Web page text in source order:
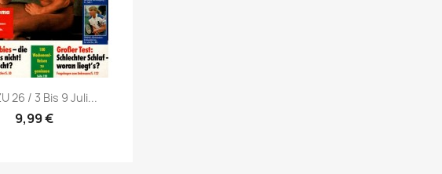
Vorschau
26 / 3 Bis 9 Juli...
9,99 €